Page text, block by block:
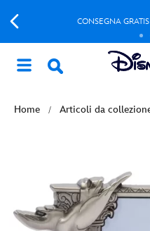
CONSEGNA
Home Articoli da